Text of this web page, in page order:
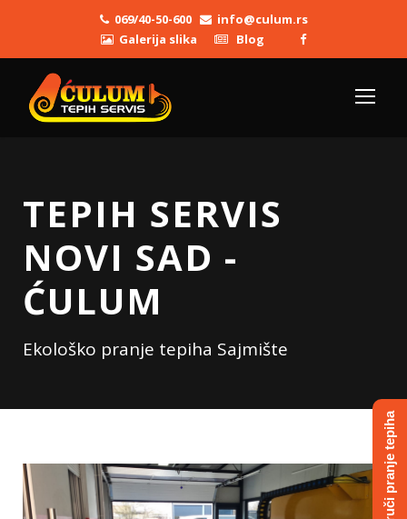
069/40-50-600
info@culum.rs
Galerija slika
Blog
TEPIH SERVIS
NOVI SAD -
ĆULUM
Ekološko pranje tepiha Sajmište
Naruči pranje tepiha